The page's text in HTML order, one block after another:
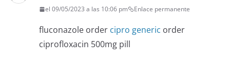
el 09/05/2023 a las 10:06 pm Enlace permanente
fluconazole order cipro generic order
ciprofloxacin 500mg pill